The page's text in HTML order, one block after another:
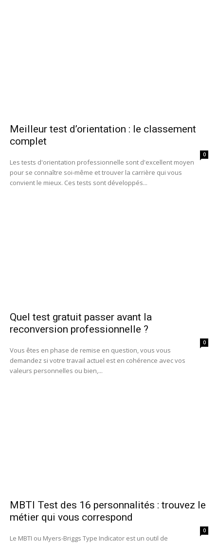
Meilleur test d’orientation : le classement
complet
0
Les tests d'orientation professionnelle sont d'excellent moyen
pour se connaître soi-même et trouver la carrière qui vous
convient le mieux. Ces tests sont développés...
Quel test gratuit passer avant la
reconversion professionnelle ?
0
Vous êtes en phase de remise en question, vous vous
demandez si votre travail actuel est en cohérence avec vos
valeurs personnelles ou bien,...
MBTI Test des 16 personnalités : trouvez le
métier qui vous correspond
0
Le MBTI ou Myers-Briggs Type Indicator est un outil de